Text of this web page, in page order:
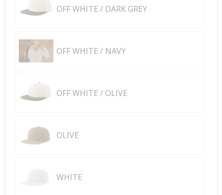
OFF WHITE / DARK GREY
OFF WHITE / NAVY
OFF WHITE / OLIVE
OLIVE
WHITE